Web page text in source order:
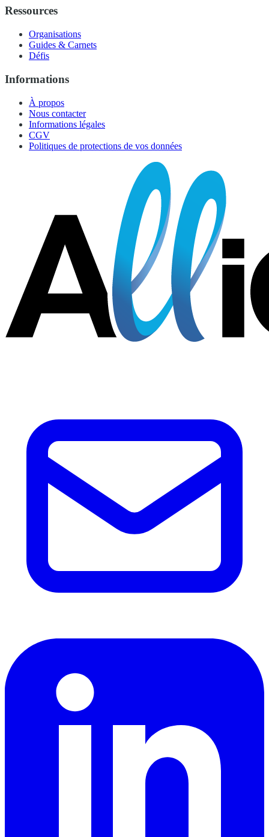
Ressources
Organisations
Guides & Carnets
Défis
Informations
À propos
Nous contacter
Informations légales
CGV
Politiques de protections de vos données